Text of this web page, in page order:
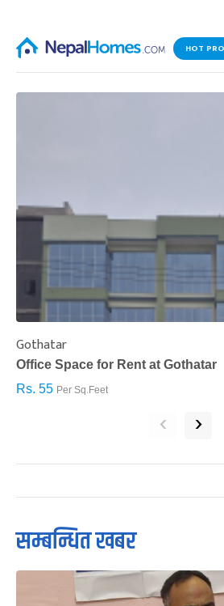
HOT
Gothatar
Office Space for Rent at Gothatar
Rs. 55 Per Sq.Feet
‹ ›
सम्बन्धित खबर